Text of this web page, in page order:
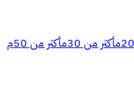
أكثر من 30م أكثر من 50م